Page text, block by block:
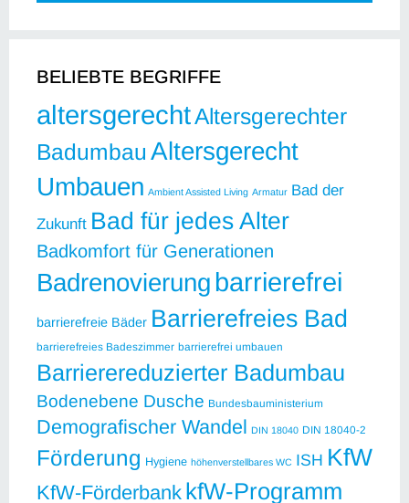
BELIEBTE BEGRIFFE
altersgerechtAltersgerechter
Badumbau Altersgerecht
Umbauen Ambient Assisted Living Armatur Bad der
Zukunft Bad für jedes Alter
Badkomfort für Generationen
Badrenovierung barrierefrei
barrierefreie Bäder Barrierefreies Bad
barrierefreies Badeszimmer barrierefrei umbauen
Barrierereduzierter Badumbau
Bodenebene Dusche Bundesbauministerium
Demografischer Wandel DIN 18040 DIN 18040-2
Förderung Hygiene höhenverstellbares WC ISH KfW
KfW-Förderbank kfW-Programm